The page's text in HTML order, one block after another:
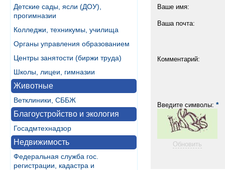
Детские сады, ясли (ДОУ),
прогимназии
Колледжи, техникумы, училища
Органы управления образованием
Центры занятости (биржи труда)
Школы, лицеи, гимназии
Животные
Ветклиники, СББЖ
Благоустройство и экология
Госадмтехнадзор
Недвижимость
Федеральная служба гос.
регистрации, кадастра и
Ваше имя:
Ваша почта:
Комментарий:
Введите символы: *
Обновить